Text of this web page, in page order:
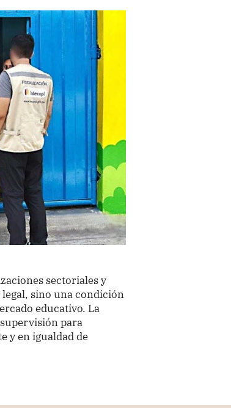
sectoriales y
sino una condición
educativo. La
para
y en igualdad de